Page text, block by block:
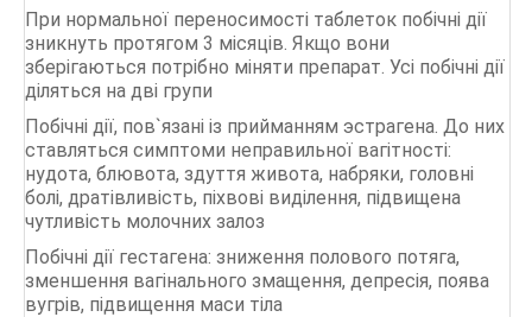
При нормальної переносимості таблеток побічні дії
зникнуть протягом 3 місяців. Якщо вони
зберігаються потрібно міняти препарат. Усі побічні дії
діляться на дві групи
Побічні дії, пов`язані із прийманням эстрагена. До них
ставляться симптоми неправильної вагітності:
нудота, блювота, здуття живота, набряки, головні
болі, дратівливість, піхвові виділення, підвищена
чутливість молочних залоз
Побічні дії гестагена: зниження полового потяга,
зменшення вагінального змащення, депресія, поява
вугрів, підвищення маси тіла